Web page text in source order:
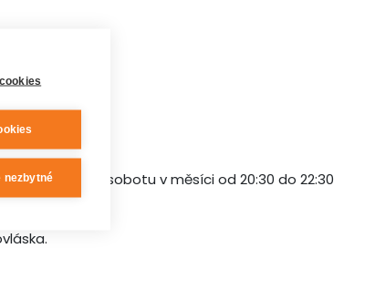
poslední sobotu v měsíci od 20:30 do 22:30
nezbytné